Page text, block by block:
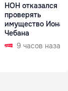
НОН отказался
проверять
имущество Иона
Чебана
9 часов назад